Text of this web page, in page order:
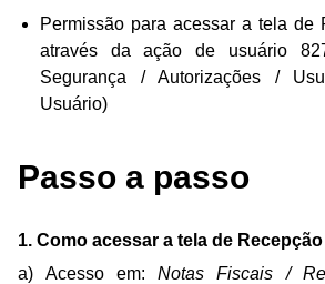
Permissão para acessar a tela de
através da ação de usuário
Segurança / Autorizações /
Usuário)
Passo a passo
1. Como acessar a tela de
a) Acesso em:Notas Fiscais /